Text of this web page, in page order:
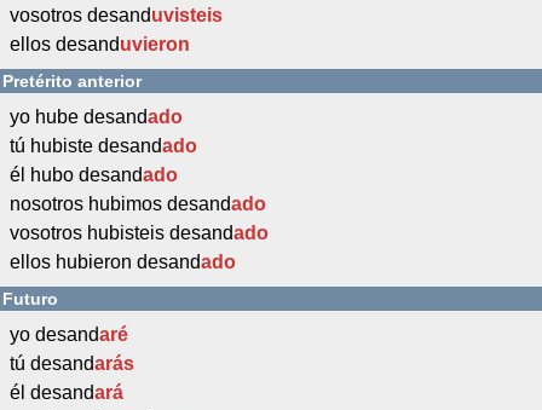
vosotros desanduvisteis
ellos desanduvieron
Pretérito anterior
yo hube desandado
tú hubiste desandado
él hubo desandado
nosotros hubimos desandado
vosotros hubisteis desandado
ellos hubieron desandado
Futuro
yo desandaré
tú desandarás
él desandará